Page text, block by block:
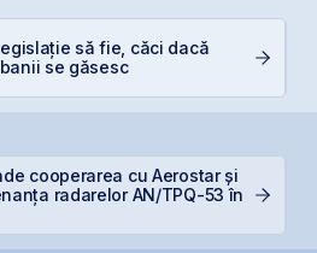
să fie, căci dacă
se găsesc
cooperarea cu Aerostar și
radarelor AN/TPQ-53 în